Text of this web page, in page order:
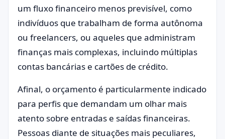
um fluxo financeiro menos previsível, como
indivíduos que trabalham de forma autônoma
ou freelancers, ou aqueles que administram
finanças mais complexas, incluindo múltiplas
contas bancárias e cartões de crédito.
Afinal, o orçamento é particularmente indicado
para perfis que demandam um olhar mais
atento sobre entradas e saídas financeiras.
Pessoas diante de situações mais peculiares,